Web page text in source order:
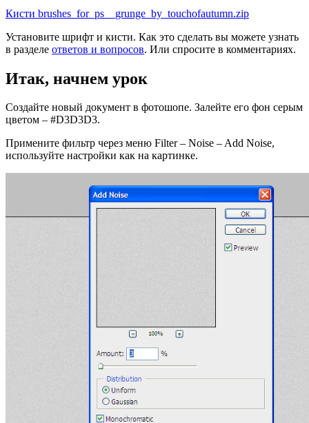
Кисти brushes_for_ps__grunge_by_touchofautumn.zip
Установите шрифт и кисти. Как это сделать вы можете узнать
в разделе ответов и вопросов. Или спросите в комментариях.
Итак, начнем урок
Создайте новый документ в фотошопе. Залейте его фон серым
цветом – #D3D3D3.
Примените фильтр через меню Filter – Noise – Add Noise,
используйте настройки как на картинке.